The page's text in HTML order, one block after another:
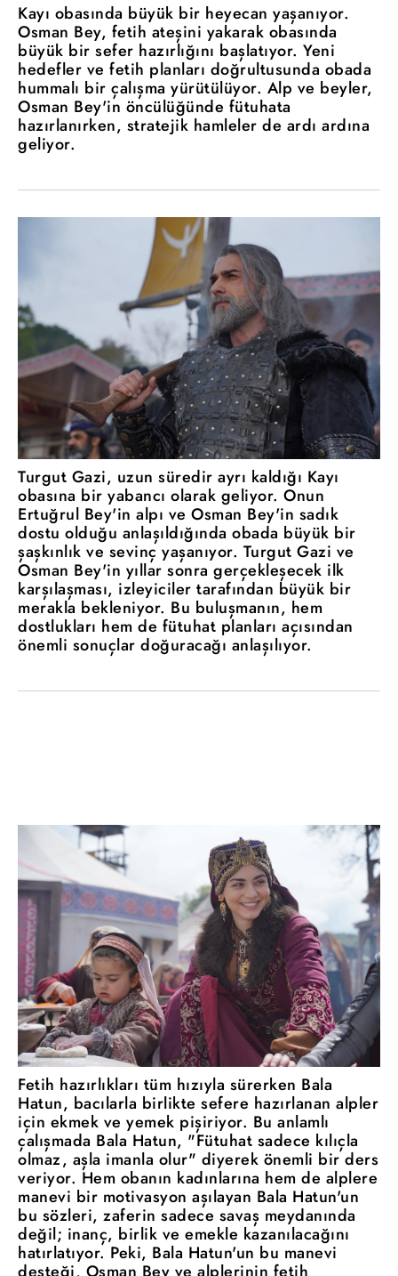
Kayı obasında büyük bir heyecan yaşanıyor.
Osman Bey, fetih ateşini yakarak obasında
büyük bir sefer hazırlığını başlatıyor. Yeni
hedefler ve fetih planları doğrultusunda obada
hummalı bir çalışma yürütülüyor. Alp ve beyler,
Osman Bey'in öncülüğünde fütuhata
hazırlanırken, stratejik hamleler de ardı ardına
geliyor.
Turgut Gazi, uzun süredir ayrı kaldığı Kayı
obasına bir yabancı olarak geliyor. Onun
Ertuğrul Bey'in alpı ve Osman Bey'in sadık
dostu olduğu anlaşıldığında obada büyük bir
şaşkınlık ve sevinç yaşanıyor. Turgut Gazi ve
Osman Bey'in yıllar sonra gerçekleşecek ilk
karşılaşması, izleyiciler tarafından büyük bir
merakla bekleniyor. Bu buluşmanın, hem
dostlukları hem de fütuhat planları açısından
önemli sonuçlar doğuracağı anlaşılıyor.
Fetih hazırlıkları tüm hızıyla sürerken Bala
Hatun, bacılarla birlikte sefere hazırlanan alpler
için ekmek ve yemek pişiriyor. Bu anlamlı
çalışmada Bala Hatun, "Fütuhat sadece kılıçla
olmaz, aşla imanla olur" diyerek önemli bir ders
veriyor. Hem obanın kadınlarına hem de alplere
manevi bir motivasyon aşılayan Bala Hatun'un
bu sözleri, zaferin sadece savaş meydanında
değil; inanç, birlik ve emekle kazanılacağını
hatırlatıyor. Peki, Bala Hatun'un bu manevi
desteği, Osman Bey ve alplerinin fetih